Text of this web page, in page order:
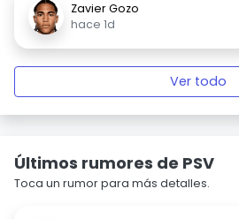
Zavier Gozo
hace 1d
Ver todo
Últimos rumores de PSV
Toca un rumor para más detalles.